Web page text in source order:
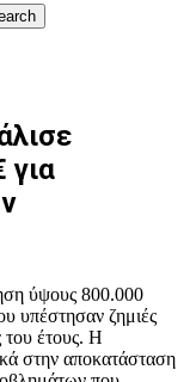
για
ύψους 800.000
υπέστησαν ζημιές
του έτους. Η
στην αποκατάσταση